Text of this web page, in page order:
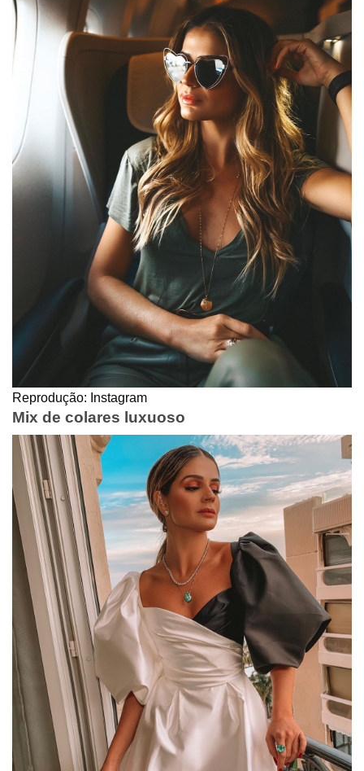
Reprodução: Instagram
Mix de colares luxuoso